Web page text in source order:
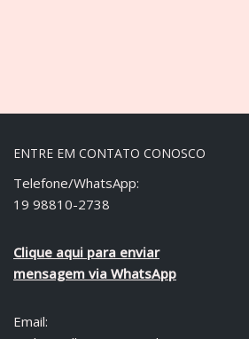
ENTRE EM CONTATO CONOSCO
Telefone/WhatsApp:
19 98810-2738
Clique aqui para enviar
mensagem via WhatsApp
Email: